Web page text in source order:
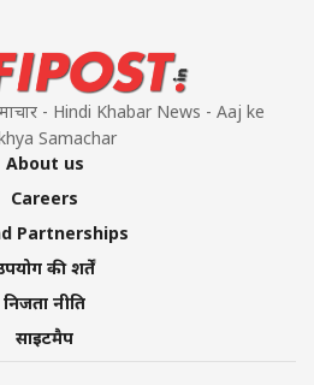
- Hindi Khabar News - Aaj ke
Samachar
About us
Careers
Partnerships
की शर्तें
निजता नीति
साइटमैप